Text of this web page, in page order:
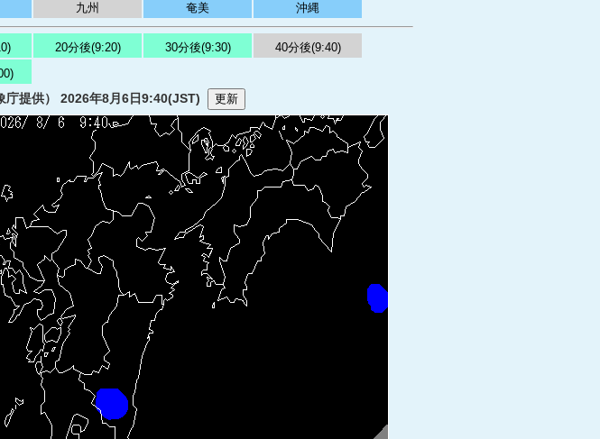
九州 奄美 沖縄
20分後(9:20) 30分後(9:30)
40分後(9:40)
庁提供） 2026年8月6日9:40(JST) 更新